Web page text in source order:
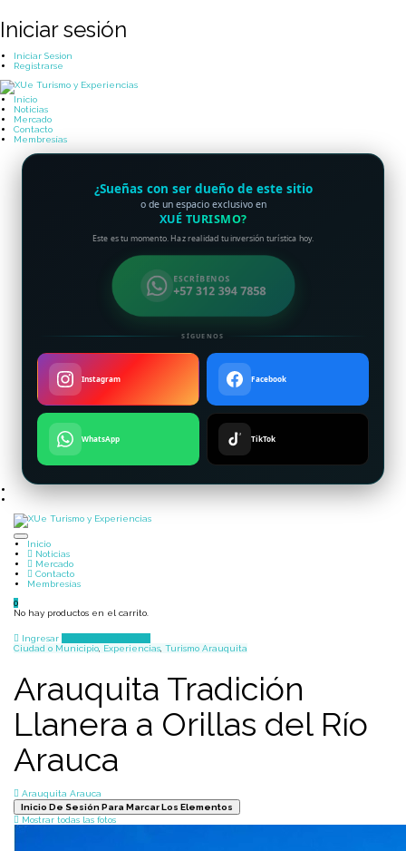
Iniciar sesión
Iniciar Sesion
Registrarse
Inicio
Noticias
Mercado
Contacto
Membresías
¿Sueñas con ser dueño de este sitio
o de un espacio exclusivo en
XUÉ TURISMO?
Este es tu momento. Haz realidad tu inversión turística hoy.
ESCRÍBENOS
+57 312 394 7858
SÍGUENOS
Instagram Facebook
WhatsApp TikTok
Inicio
Noticias
Mercado
Contacto
Membresías
0
No hay productos en el carrito.
Ingresar
Ciudad o Municipio Experiencias Turismo Arauquita
Arauquita Tradición
Llanera a Orillas del Río
Arauca
Arauquita Arauca
Inicio De Sesión Para Marcar Los Elementos
Mostrar todas las fotos